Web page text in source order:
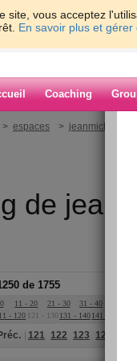
site, vous acceptez
En savoir plus et gérer
Coaching
> espaces >
de
de 1755
11 - 20 21 - 30 31 - 40
- 120 121 - 130 131 - 140141 - 150
121 122 123 124